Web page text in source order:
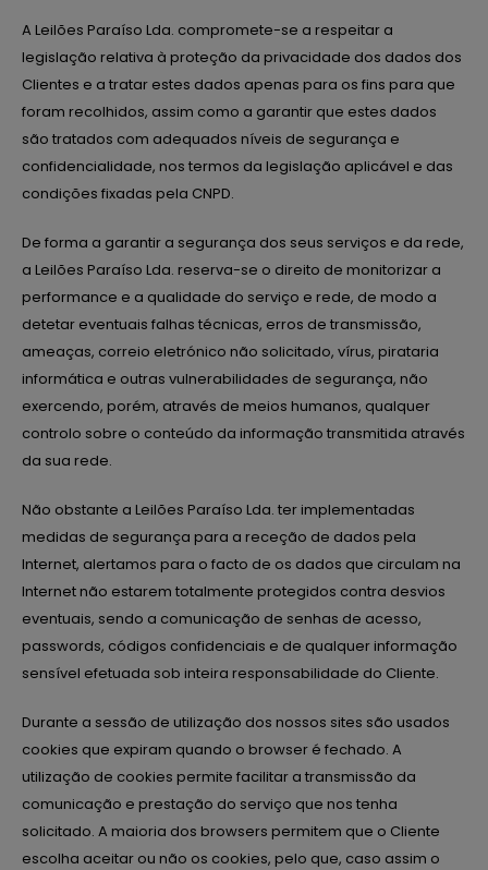
A Leilões Paraíso Lda. compromete-se a respeitar a
legislação relativa à proteção da privacidade dos dados dos
Clientes e a tratar estes dados apenas para os fins para que
foram recolhidos, assim como a garantir que estes dados
são tratados com adequados níveis de segurança e
confidencialidade, nos termos da legislação aplicável e das
condições fixadas pela CNPD.
De forma a garantir a segurança dos seus serviços e da rede,
a Leilões Paraíso Lda. reserva-se o direito de monitorizar a
performance e a qualidade do serviço e rede, de modo a
detetar eventuais falhas técnicas, erros de transmissão,
ameaças, correio eletrónico não solicitado, vírus, pirataria
informática e outras vulnerabilidades de segurança, não
exercendo, porém, através de meios humanos, qualquer
controlo sobre o conteúdo da informação transmitida através
da sua rede.
Não obstante a Leilões Paraíso Lda. ter implementadas
medidas de segurança para a receção de dados pela
Internet, alertamos para o facto de os dados que circulam na
Internet não estarem totalmente protegidos contra desvios
eventuais, sendo a comunicação de senhas de acesso,
passwords, códigos confidenciais e de qualquer informação
sensível efetuada sob inteira responsabilidade do Cliente.
Durante a sessão de utilização dos nossos sites são usados
cookies que expiram quando o browser é fechado. A
utilização de cookies permite facilitar a transmissão da
comunicação e prestação do serviço que nos tenha
solicitado. A maioria dos browsers permitem que o Cliente
escolha aceitar ou não os cookies, pelo que, caso assim o